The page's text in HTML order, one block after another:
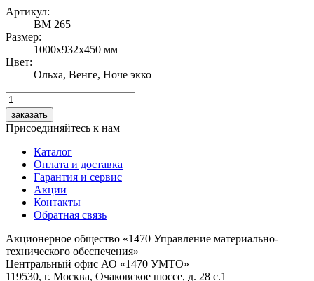
Артикул:
ВМ 265
Размер:
1000х932х450 мм
Цвет:
Ольха, Венге, Ноче экко
Присоединяйтесь к нам
Каталог
Оплата и доставка
Гарантия и сервис
Акции
Контакты
Обратная связь
Акционерное общество «1470 Управление материально-
технического обеспечения»
Центральный офис АО «1470 УМТО»
119530, г. Москва, Очаковское шоссе, д. 28 с.1